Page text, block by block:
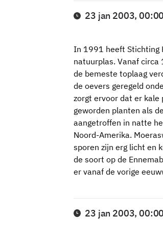
23 jan 2003, 00:00
In 1991 heeft Stichting
natuurplas. Vanaf circa
de bemeste toplaag
de oevers geregeld
zorgt ervoor dat er kale
geworden planten als
aangetroffen in natte
Noord-Amerika.
sporen zijn erg licht en
de soort op de
er vanaf de vorige
23 jan 2003, 00:00